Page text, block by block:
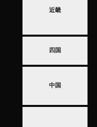
近畿
四国
中国